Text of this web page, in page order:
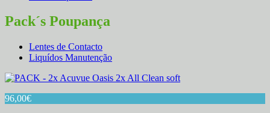
Pack´s Poupança
Lentes de Contacto
Liquídos Manutenção
96,00€